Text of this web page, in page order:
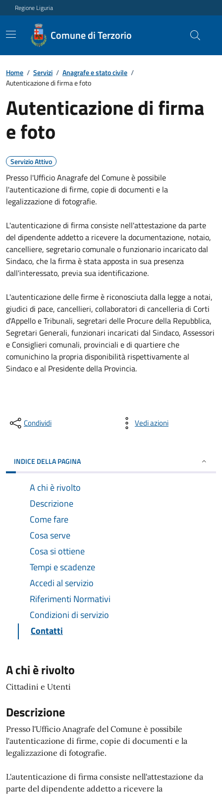
Regione Liguria
Comune di Terzorio
Home / Servizi / Anagrafe e stato civile /
Autenticazione di firma e foto
Autenticazione di firma
e foto
Servizio Attivo
Presso l'Ufficio Anagrafe del Comune è possibile
l'autenticazione di firme, copie di documenti e la
legalizzazione di fotografie.
L'autenticazione di firma consiste nell'attestazione da parte
del dipendente addetto a ricevere la documentazione, notaio,
cancelliere, segretario comunale o funzionario incaricato dal
Sindaco, che la firma è stata apposta in sua presenza
dall'interessato, previa sua identificazione.
L'autenticazione delle firme è riconosciuta dalla legge a notai,
giudici di pace, cancellieri, collaboratori di cancelleria di Corti
d'Appello e Tribunali, segretari delle Procure della Repubblica,
Segretari Generali, funzionari incaricati dal Sindaco, Assessori
e Consiglieri comunali, provinciali e di quartiere che
comunichino la propria disponibilità rispettivamente al
Sindaco e al Presidente della Provincia.
Condividi Vedi azioni
INDICE DELLA PAGINA
A chi è rivolto
Descrizione
Come fare
Cosa serve
Cosa si ottiene
Tempi e scadenze
Accedi al servizio
Riferimenti Normativi
Condizioni di servizio
Contatti
A chi è rivolto
Cittadini e Utenti
Descrizione
Presso l'Ufficio Anagrafe del Comune è possibile
l'autenticazione di firme, copie di documenti e la
legalizzazione di fotografie.
L'autenticazione di firma consiste nell'attestazione da
parte del dipendente addetto a ricevere la